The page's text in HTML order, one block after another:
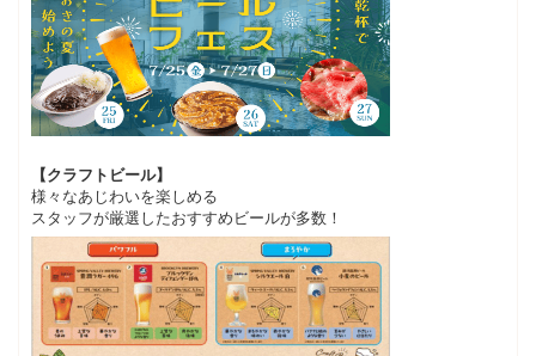
【クラフトビール】
様々なあじわいを楽しめる
スタッフが厳選したおすすめビールが多数！